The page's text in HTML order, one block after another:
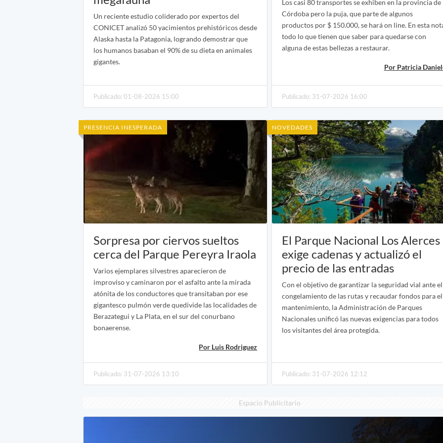
Un reciente estudio coliderado por expertos del
CONICET analizó 50 yacimientos prehistóricos desde
Alaska hasta la Patagonia, logrando demostrar que
los humanos basaban el 90% de su dieta en animales
gigantes.
Publicado: 01-08-2026 15:00
Los casi 80 transportes se exhiben en la provincia de
Córdoba pero la puja, que parte de algunos
productos por $ 150.000, se hará on line. En esta
todo lo que tienen que saber para quedarse con
alguna de estas bellezas a restaurar.
Por Patricia
Publicado: 31-07-2026 16:00
PRESENCIA INESPERADA
Sorpresa por ciervos sueltos
cerca del Parque Pereyra Iraola
Varios ejemplares silvestres aparecieron de
improviso y caminaron por el asfalto ante la mirada
atónita de los conductores que transitaban por ese
gigantesco pulmón verde quedivide las localidades de
Berazategui y La Plata, en el sur del conurbano
bonaerense.
Por Luis Rodriguez
Publicado: 31-07-2026 13:10
NOVEDADES
El Parque Nacional Los Alerces
exige cadenas y actualizó el
precio de las entradas
Con el objetivo de garantizar la seguridad vial ante el
congelamiento de las rutas y recaudar fondos para el
mantenimiento, la Administración de Parques
Nacionales unificó las nuevas exigencias para todos
los visitantes del área protegida.
Publicado: 31-07-2026 12:12
Espacio Publicitario